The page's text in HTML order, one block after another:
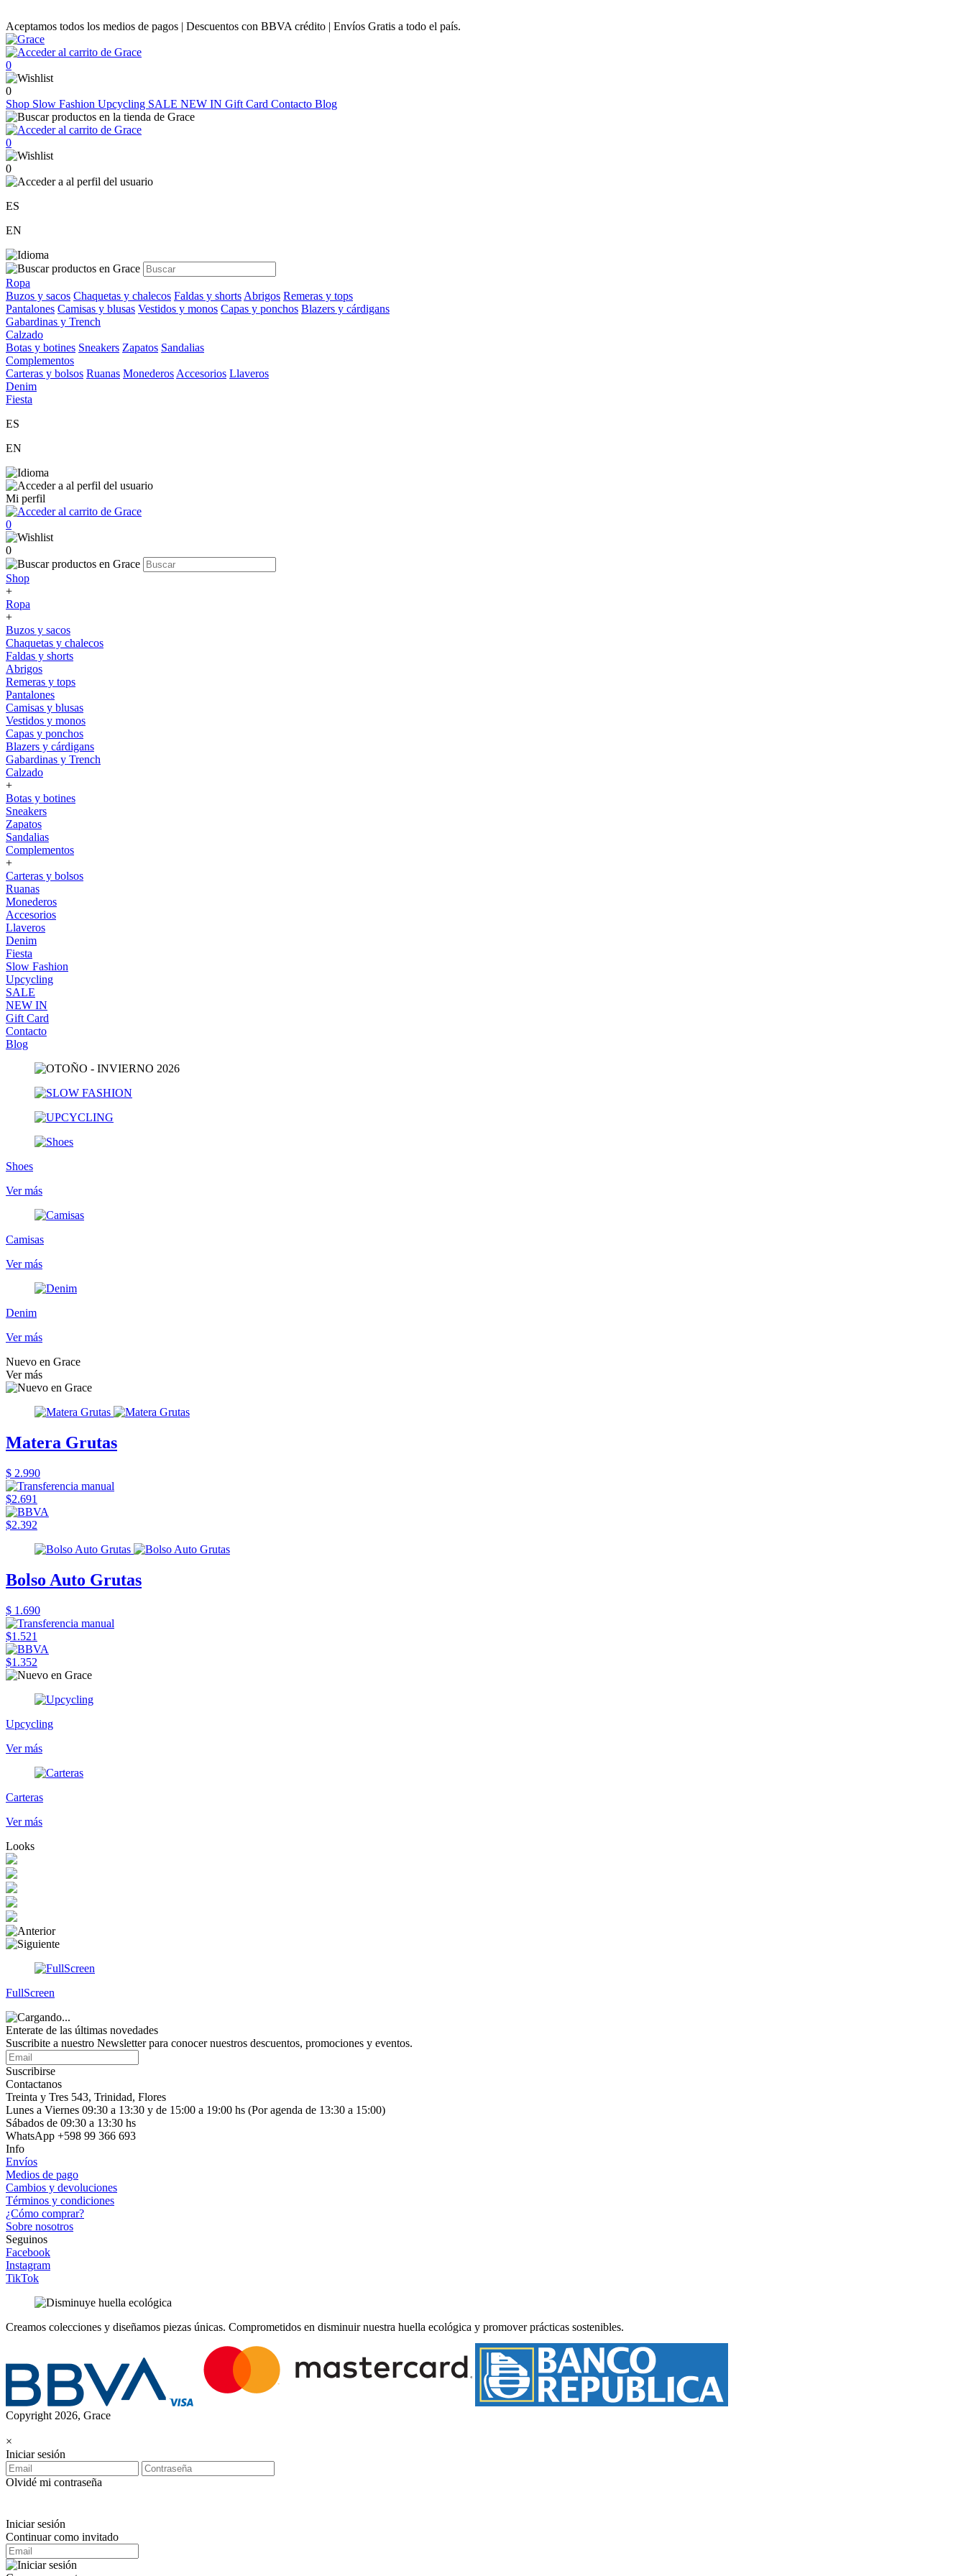
Aceptamos todos los medios de pagos | Descuentos con BBVA crédito | Envíos Gratis a todo el país.
0
0
Shop Slow Fashion Upcycling SALE NEW IN Gift Card Contacto Blog
0
0
ES
EN
Ropa
Buzos y sacos Chaquetas y chalecos Faldas y shorts Abrigos Remeras y tops
Pantalones Camisas y blusas Vestidos y monos Capas y ponchos Blazers y cárdigans
Gabardinas y Trench
Calzado
Botas y botines Sneakers Zapatos Sandalias
Complementos
Carteras y bolsos Ruanas Monederos Accesorios Llaveros
Denim
Fiesta
ES
EN
Mi perfil
0
0
Shop
+
Ropa
+
Buzos y sacos
Chaquetas y chalecos
Faldas y shorts
Abrigos
Remeras y tops
Pantalones
Camisas y blusas
Vestidos y monos
Capas y ponchos
Blazers y cárdigans
Gabardinas y Trench
Calzado
+
Botas y botines
Sneakers
Zapatos
Sandalias
Complementos
+
Carteras y bolsos
Ruanas
Monederos
Accesorios
Llaveros
Denim
Fiesta
Slow Fashion
Upcycling
SALE
NEW IN
Gift Card
Contacto
Blog
Shoes
Ver más
Camisas
Ver más
Denim
Ver más
Nuevo en Grace
Ver más
Matera Grutas
$ 2.990
$2.691
$2.392
Bolso Auto Grutas
$ 1.690
$1.521
$1.352
Upcycling
Ver más
Carteras
Ver más
Looks
FullScreen
Enterate de las últimas novedades
Suscribite a nuestro Newsletter para conocer nuestros descuentos, promociones y eventos.
Suscribirse
Contactanos
Treinta y Tres 543, Trinidad, Flores
Lunes a Viernes 09:30 a 13:30 y de 15:00 a 19:00 hs (Por agenda de 13:30 a 15:00)
Sábados de 09:30 a 13:30 hs
WhatsApp +598 99 366 693
Info
Envíos
Medios de pago
Cambios y devoluciones
Términos y condiciones
¿Cómo comprar?
Sobre nosotros
Seguinos
Facebook
Instagram
TikTok
Creamos colecciones y diseñamos piezas únicas. Comprometidos en disminuir nuestra huella ecológica y promover prácticas sostenibles.
Copyright 2026, Grace
×
Iniciar sesión
Olvidé mi contraseña
Iniciar sesión
Continuar como invitado